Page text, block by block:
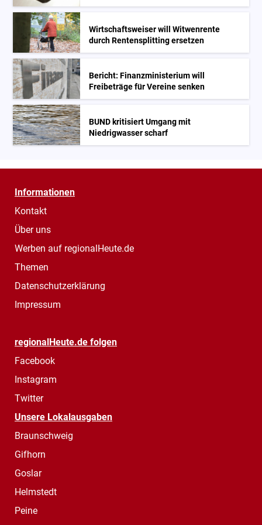
Wirtschaftsweiser will Witwenrente
durch Rentensplitting ersetzen
Bericht: Finanzministerium will
Freibeträge für Vereine senken
BUND kritisiert Umgang mit
Niedrigwasser scharf
Informationen
Kontakt
Über uns
Werben auf regionalHeute.de
Themen
Datenschutzerklärung
Impressum
regionalHeute.de folgen
Facebook
Instagram
Twitter
Unsere Lokalausgaben
Braunschweig
Gifhorn
Goslar
Helmstedt
Peine